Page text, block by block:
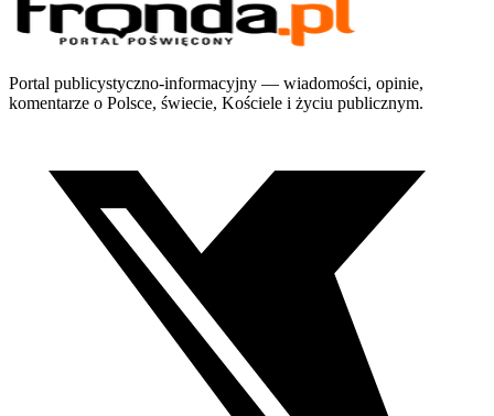
Portal publicystyczno-informacyjny — wiadomości, opinie,
komentarze o Polsce, świecie, Kościele i życiu publicznym.